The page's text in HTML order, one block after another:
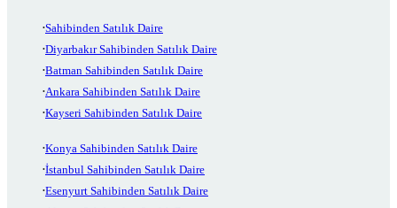
Sahibinden Satılık Daire
Diyarbakır Sahibinden Satılık Daire
Batman Sahibinden Satılık Daire
Ankara Sahibinden Satılık Daire
Kayseri Sahibinden Satılık Daire
Konya Sahibinden Satılık Daire
İstanbul Sahibinden Satılık Daire
Esenyurt Sahibinden Satılık Daire